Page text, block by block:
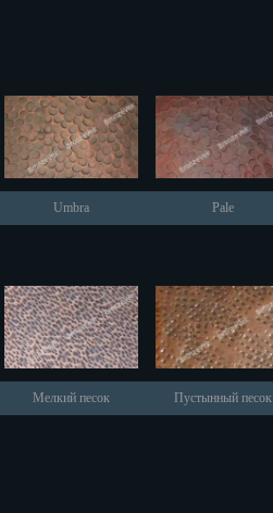
Umbra Pale
Мелкий песок Пустынный песок